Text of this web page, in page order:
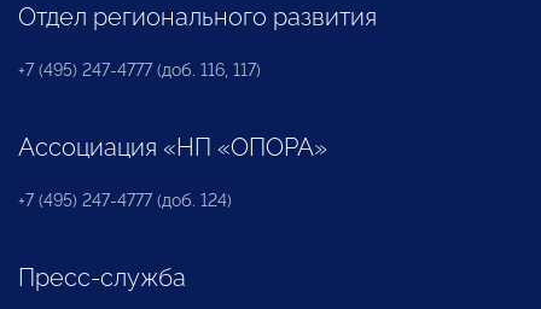
Отдел регионального развития
+7 (495) 247-4777 (доб. 116, 117)
Ассоциация «НП «ОПОРА»
+7 (495) 247-4777 (доб. 124)
Пресс-служба